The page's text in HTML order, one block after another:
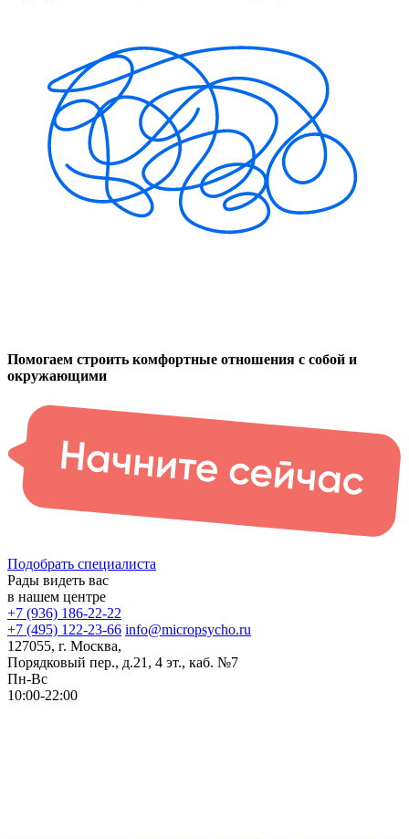
Помогаем строить комфортные отношения с собой и
окружающими
Подобрать специалиста
Рады видеть вас
в нашем центре
+7 (936) 186-22-22
+7 (495) 122-23-66 info@micropsycho.ru
127055, г. Москва,
Порядковый пер., д.21, 4 эт., каб. №7
Пн-Вс
10:00-22:00